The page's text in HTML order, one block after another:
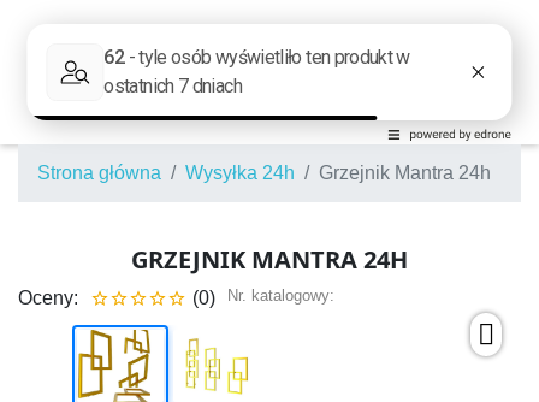
Strona główna Wysyłka 24h Grzejnik Mantra 24h
GRZEJNIK MANTRA 24H
Oceny:  (0) Nr. katalogowy: